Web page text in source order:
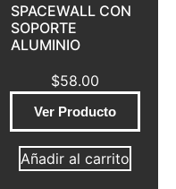
SPACEWALL CON
SOPORTE
ALUMINIO
$58.00
Ver Producto
Añadir al carrito